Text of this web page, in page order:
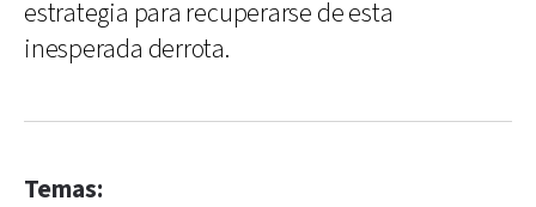
estrategia para recuperarse de esta
inesperada derrota.
Temas: